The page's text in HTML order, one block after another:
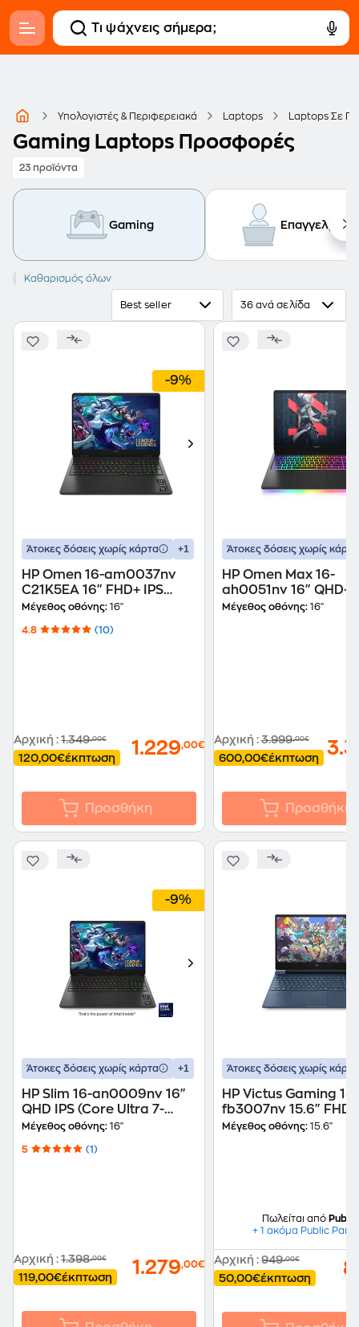
Υπολογιστές & Περιφερειακά Laptops Laptops Σε
Gaming Laptops Προσφορές
23 προϊόντα
Gaming
Gaming
Καθαρισμός όλων
Best seller 36 ανά σελίδα
-9%
Άτοκες δόσεις χωρίς κάρτα +1
HP Omen 16-am0037nv
C21K5EA 16" FHD+ IPS
(Intel Core i7-14650HX/16
5060/Win11Home) Laptop
Μέγεθος οθόνης: 16"
4.8 (10)
Αρχική : 1.349,00€
120,00€έκπτωση 1.229,00€
Προσθήκη
Άτοκες δόσεις χωρίς κάρτα
HP Omen Max 16-
ah0051nv 16" QHD+
(Intel Core Ultra 9-
Μέγεθος οθόνης: 16"
Αρχική : 3.999,00€
600,00€έκπτωση
Προσθήκη
-9%
Άτοκες δόσεις χωρίς κάρτα +1
HP Slim 16-an0009nv 16"
QHD IPS (Core Ultra 7-
255H/16GB/1TB/GeForce
Laptop
Μέγεθος οθόνης: 16"
5 (1)
Αρχική : 1.398,00€
119,00€έκπτωση 1.279,00€
Άτοκες δόσεις χωρίς κάρτα
HP Victus Gaming 15-
fb3007nv 15.6" FHD
(AMD Ryzen 7-
Μέγεθος οθόνης: 15.6"
Πωλείται από Public
+ 1 ακόμα Public
Αρχική : 949,00€
50,00€έκπτωση